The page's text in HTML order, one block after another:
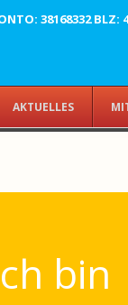
38168332
AKTUELLES
bin